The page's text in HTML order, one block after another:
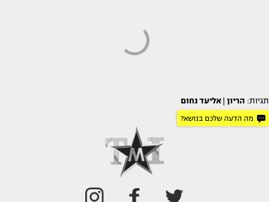
תגיות: הריון אליעד נחום
מה הדעה שלכם בנושא?